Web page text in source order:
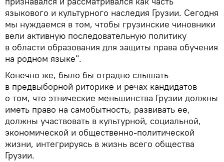
языкового и культурного наследия Грузии. Сегодня
мы нуждаемся в том, чтобы грузинские чиновники
вели активную последовательную политику
в области образования для защиты права обучения
на родном языке".
Конечно же, было бы отрадно слышать
в предвыборной риторике и речах кандидатов
о том, что этнические меньшинства Грузии должны
иметь право на самобытность, развивать ее,
должны участвовать в культурной, социальной,
экономической и общественно-политической
жизни, интегрируясь в жизнь всего общества
Грузии.